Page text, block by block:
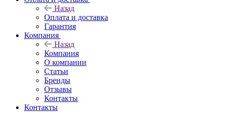
Назад
Оплата и доставка
Гарантия
Компания
Назад
Компания
О компании
Статьи
Бренды
Отзывы
Контакты
Контакты